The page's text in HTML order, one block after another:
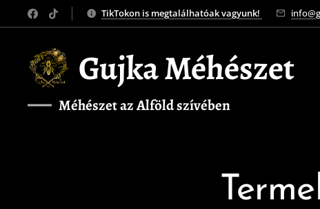
TikTokon is megtalálhatóak vagyunk!
Gujka Méhészet
Méhészet az Alföld szívében